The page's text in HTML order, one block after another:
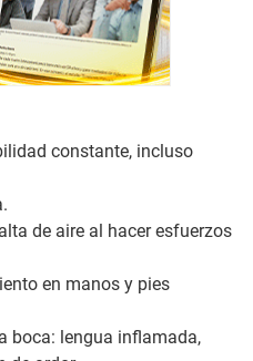
constante, incluso
de aire al hacer esfuerzos
en manos y pies
boca: lengua inflamada,